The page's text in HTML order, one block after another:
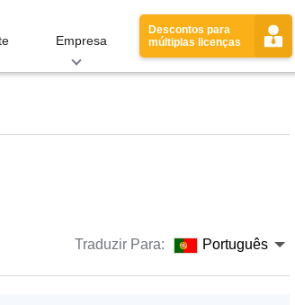
Empresa
Descontos para
múltiplas licenças
Traduzir Para: Português